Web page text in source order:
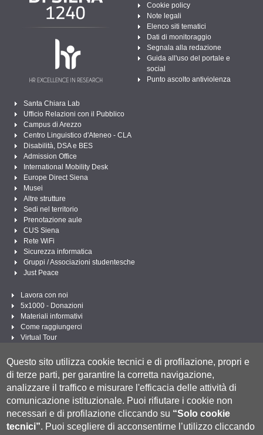
Cookie policy
Note legali
Elenco siti tematici
Dati di monitoraggio
Segnala alla redazione
Guida all'uso del portale e
social
Punto ascolto antiviolenza
Santa Chiara Lab
Ufficio Relazioni con il Pubblico
Campus di Arezzo
Centro Linguistico d'Ateneo - CLA
Disabilità, DSA e BES
Admission Office
International Mobility Desk
Europe Direct Siena
Musei
Altre strutture
Sedi nel territorio
Prenotazione aule
CUS Siena
Rete WiFi
Sicurezza informatica
Gruppi / Associazioni studentesche
Just Peace
Lavora con noi
5x1000 - Donazioni
Materiali informativi
Come raggiungerci
Virtual Tour
Segui UNISI
Questo sito utilizza cookie tecnici e di profilazione, propri e
di terze parti, per garantire la corretta navigazione,
analizzare il traffico e misurare l'efficacia delle attività di
comunicazione istituzionale. Puoi rifiutare i cookie non
necessari e di profilazione cliccando su “Solo cookie
tecnici”. Puoi scegliere di acconsentirne l’utilizzo cliccando